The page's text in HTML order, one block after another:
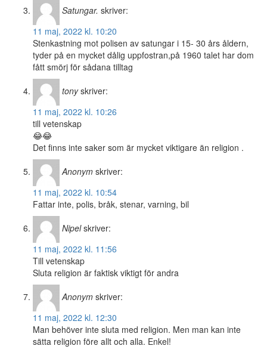
Satungar. skriver:
11 maj, 2022 kl. 10:20
Stenkastning mot polisen av satungar i 15- 30 års åldern,
tyder på en mycket dålig uppfostran,på 1960 talet har dom
fått smörj för sådana tilltag
tony skriver:
11 maj, 2022 kl. 10:26
till vetenskap
😂😂
Det finns inte saker som är mycket viktigare än religion .
Anonym skriver:
11 maj, 2022 kl. 10:54
Fattar inte, polis, bråk, stenar, varning, bil
Nipel skriver:
11 maj, 2022 kl. 11:56
Till vetenskap
Sluta religion är faktisk viktigt för andra
Anonym skriver:
11 maj, 2022 kl. 12:30
Man behöver inte sluta med religion. Men man kan inte
sätta religion före allt och alla. Enkel!